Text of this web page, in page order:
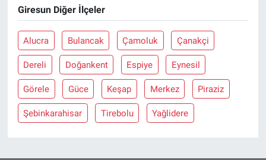
Giresun Diğer İlçeler
Alucra Bulancak Çamoluk Çanakçi
Dereli Doğankent Espiye Eynesil
Görele Güce Keşap Merkez Piraziz
Şebinkarahisar Tirebolu Yağlidere